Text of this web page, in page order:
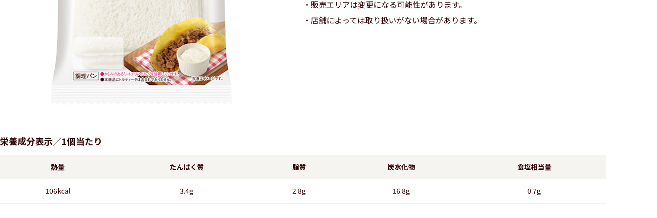
販売エリアは変更になる可能性があります。
店舗によっては取り扱いがない場合があります。
栄養成分表示／1個当たり
熱量 たんぱく質 脂質 炭水化物 食塩相当量
106kcal 3.4g 2.8g 16.8g 0.7g